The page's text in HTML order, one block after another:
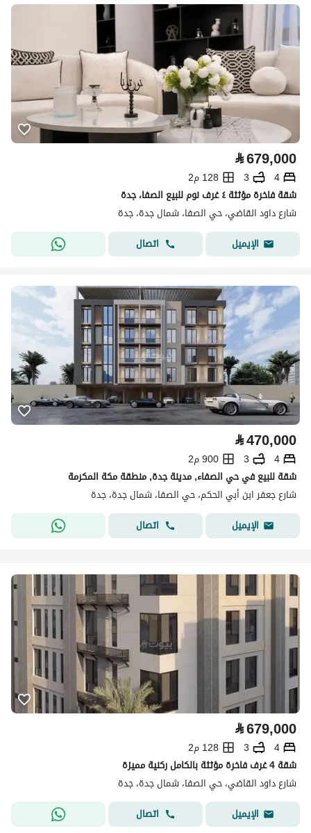
⃁679,000
4
3
128 م2
شقة فاخرة مؤثثة ٤ غرف نوم للبيع الصفا، جدة
شارع داود القاضي، حي الصفا، شمال جدة، جدة
الإيميل
اتصال
⃁470,000
4
3
900 م2
شقة للبيع في حي الصفاء, مدينة جدة, منطقة مكة المكرمة
شارع جعفر ابن أبي الحكم، حي الصفا، شمال جدة، جدة
الإيميل
اتصال
⃁679,000
4
3
128 م2
شقة 4 غرف فاخرة مؤثثة بالكامل ركنية مميزة
شارع داود القاضي، حي الصفا، شمال جدة، جدة
الإيميل
اتصال